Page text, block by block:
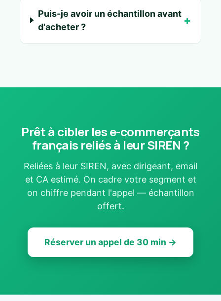
Puis-je avoir un échantillon avant
d'acheter ?
Prêt à cibler les e-commerçants
français reliés à leur SIREN ?
Reliées à leur SIREN, avec dirigeant, email
et CA estimé. On cadre votre segment et
on chiffre pendant l'appel — échantillon
offert.
Réserver un appel de 30 min →